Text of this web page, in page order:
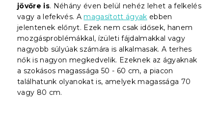
jövőre is. Néhány éven belül nehéz lehet a felkelés
vagy a lefekvés. A magasított ágyak ebben
jelentenek előnyt. Ezek nem csak idősek, hanem
mozgásproblémákkal, ízületi fájdalmakkal vagy
nagyobb súlyúak számára is alkalmasak. A terhes
nők is nagyon megkedvelik. Ezeknek az ágyaknak
a szokásos magassága 50 - 60 cm, a piacon
találhatunk olyanokat is, amelyek magassága 70
vagy 80 cm.